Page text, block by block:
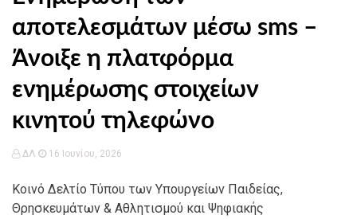
αποτελεσμάτων μέσω sms –
Άνοιξε η πλατφόρμα
ενημέρωσης στοιχείων
κινητού τηλεφώνο
ΔΛ 16 Ιουνίου, 2026
Κοινό Δελτίο Τύπου των Υπουργείων Παιδείας,
Θρησκευμάτων & Αθλητισμού και Ψηφιακής